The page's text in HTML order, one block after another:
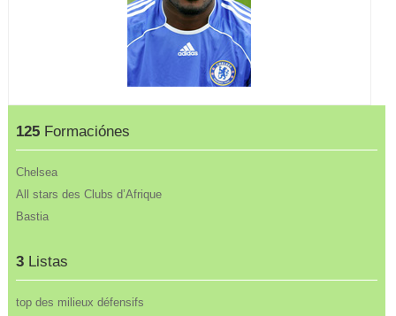
125 Formaciónes
Chelsea
All stars des Clubs d’Afrique
Bastia
3 Listas
top des milieux défensifs